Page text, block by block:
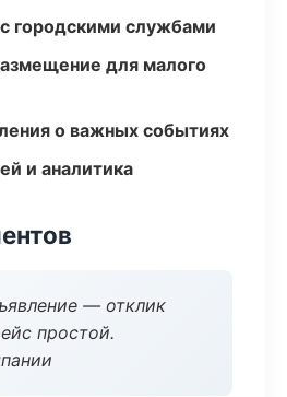
городскими службами
для малого
о важных событиях
и аналитика
— отклик
простой.